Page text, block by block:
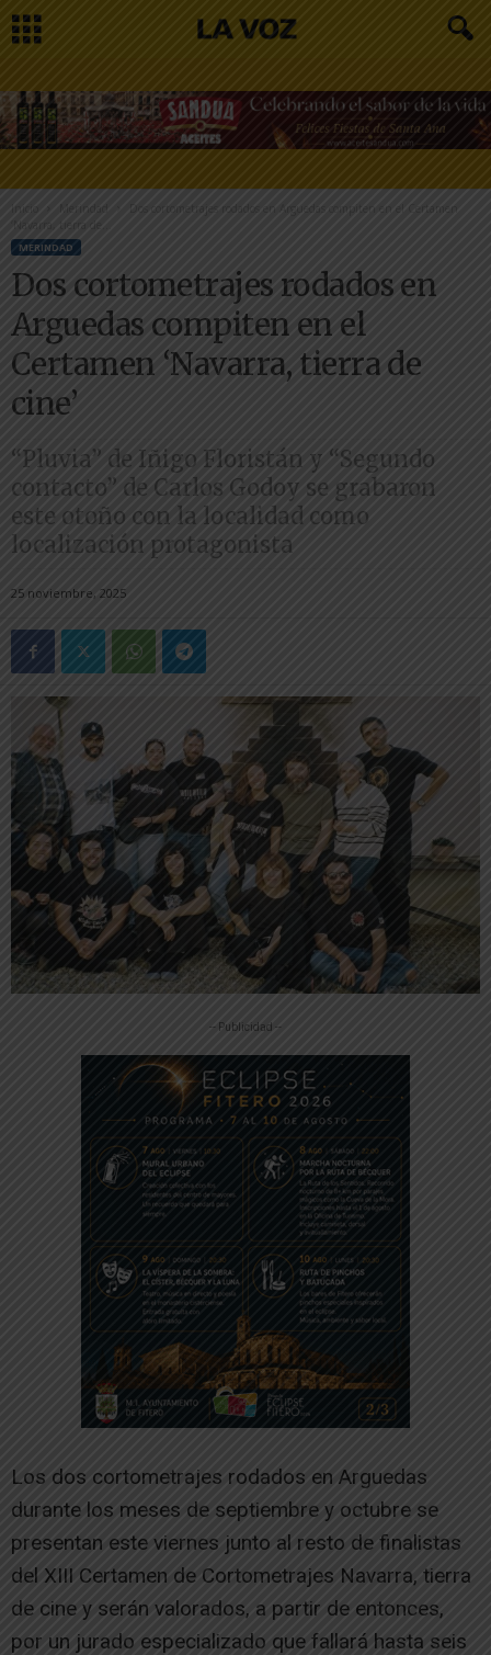
Inicio
Dos cortometrajes rodados en Arguedas compiten en el Certamen
‘Navarra, tierra de...
MERINDAD
Dos cortometrajes rodados en
Arguedas compiten en el
Certamen ‘Navarra, tierra de
cine’
“Pluvia” de Iñigo Floristán y “Segundo
contacto” de Carlos Godoy se grabaron
este otoño con la localidad como
localización protagonista
25 noviembre, 2025
-- Publicidad --
Los dos cortometrajes rodados en Arguedas
durante los meses de septiembre y octubre se
presentan este viernes junto al resto de finalistas
del XIII Certamen de Cortometrajes Navarra, tierra
de cine y serán valorados, a partir de entonces,
por un jurado especializado que fallará hasta seis